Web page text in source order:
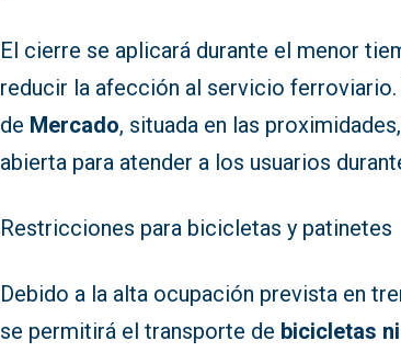
El cierre se aplicará durante el menor
reducir la afección al servicio
de Mercado, situada en las
abierta para atender a los usuarios
Restricciones para bicicletas y patinetes
Debido a la alta ocupación prevista en
se permitirá el transporte de bicicletas